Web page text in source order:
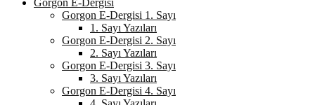
Gorgon E-Dergisi
Gorgon E-Dergisi 1. Sayı
1. Sayı Yazıları
Gorgon E-Dergisi 2. Sayı
2. Sayı Yazıları
Gorgon E-Dergisi 3. Sayı
3. Sayı Yazıları
Gorgon E-Dergisi 4. Sayı